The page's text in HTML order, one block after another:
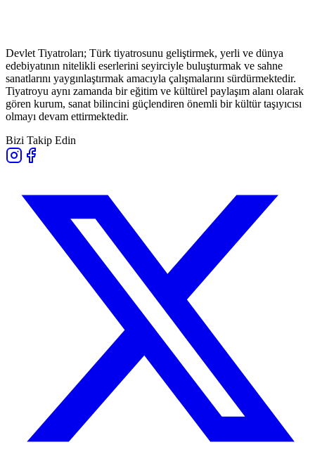
Devlet Tiyatroları; Türk tiyatrosunu geliştirmek, yerli ve dünya
edebiyatının nitelikli eserlerini seyirciyle buluşturmak ve sahne
sanatlarını yaygınlaştırmak amacıyla çalışmalarını sürdürmektedir.
Tiyatroyu aynı zamanda bir eğitim ve kültürel paylaşım alanı olarak
gören kurum, sanat bilincini güçlendiren önemli bir kültür taşıyıcısı
olmayı devam ettirmektedir.
Bizi Takip Edin